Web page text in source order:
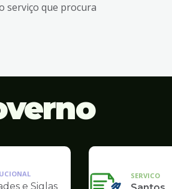
serviço que procura
e Siglas
SERVICO